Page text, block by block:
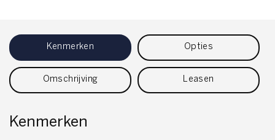
Kenmerken Opties
Omschrijving Leasen
Kenmerken